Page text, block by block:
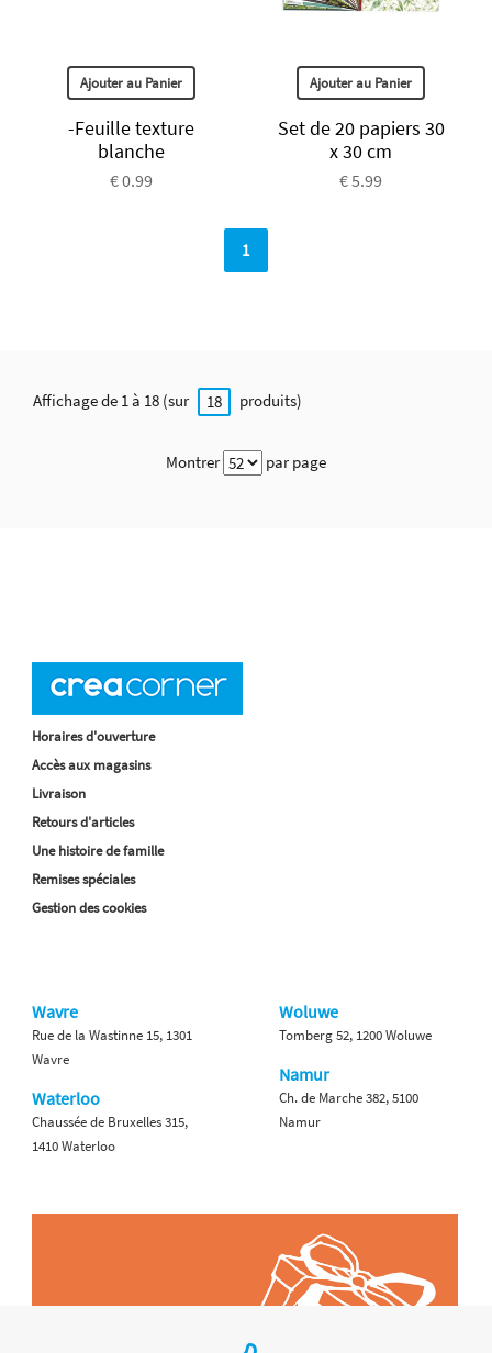
Ajouter au Panier
-Feuille texture
blanche
€ 0.99
Ajouter au Panier
Set de 20 papiers 30
x 30 cm
€ 5.99
1
Affichage de 1 à 18 (sur 18 produits)
Montrer par page
Horaires d'ouverture
Accès aux magasins
Livraison
Retours d'articles
Une histoire de famille
Remises spéciales
Gestion des cookies
Wavre
Rue de la Wastinne 15, 1301
Wavre
Waterloo
Chaussée de Bruxelles 315,
1410 Waterloo
Woluwe
Tomberg 52, 1200 Woluwe
Namur
Ch. de Marche 382, 5100
Namur